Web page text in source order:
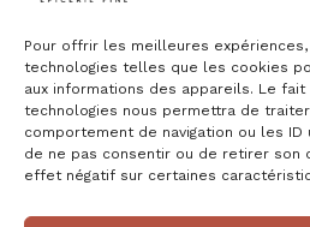
Pour offrir les meilleures
technologies telles que les cookies
aux informations des appareils. Le
technologies nous permettra de
comportement de navigation ou les
de ne pas consentir ou de retirer son
effet négatif sur certaines
AVIS CLIENTS
Au Coin des Délices
4.5
Basé sur 75 avis
powered byGoogle